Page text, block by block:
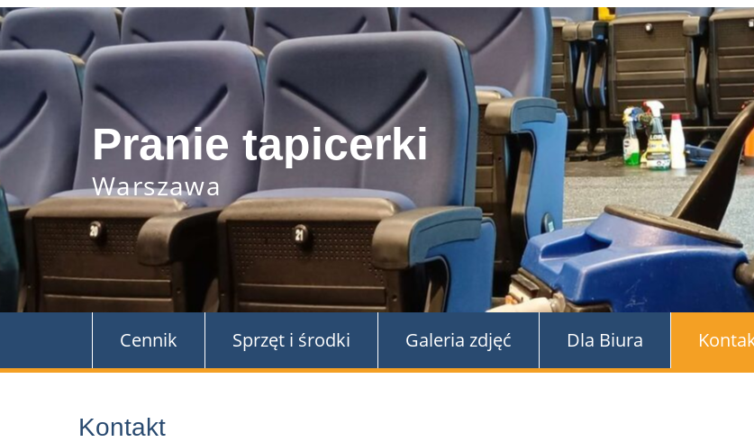
Skip
to
content
Pranie tapicerki
Warszawa
Cennik Sprzęt i środki Galeria zdjęć Dla Biura
Kontakt